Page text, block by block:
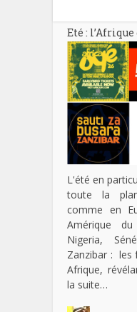
Eté :
L'été en
toute la
comme en
Amérique
Nigeria,
Zanzibar : les
Afrique,
la suite…